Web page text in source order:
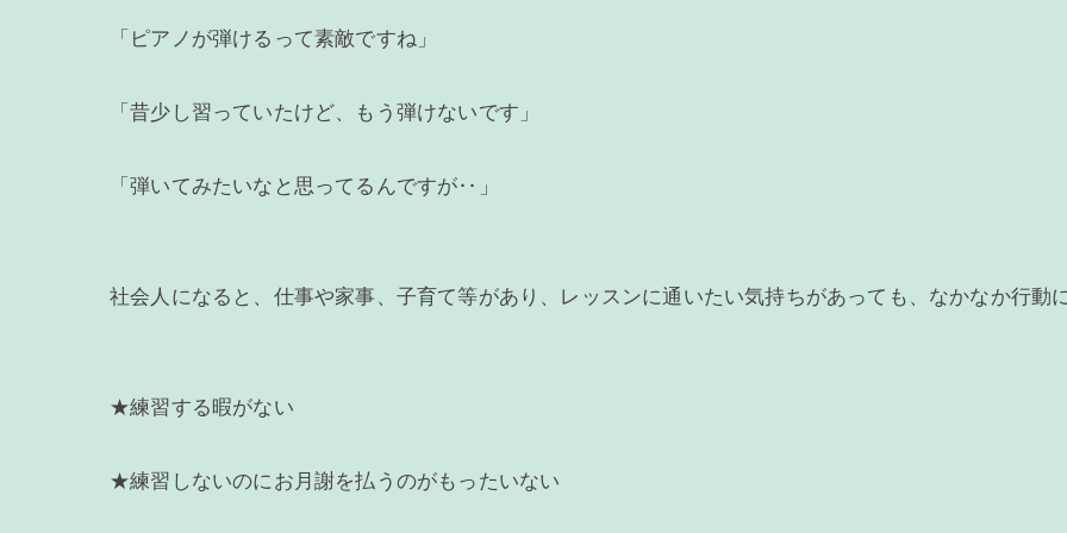
「ピアノが弾けるって素敵ですね」
「昔少し習っていたけど、もう弾けないです」
「弾いてみたいなと思ってるんですが‥」
社会人になると、仕事や家事、子育て等があり、レッスンに通いたい気持ちがあっても、なかなか行動
★練習する暇がない
★練習しないのにお月謝を払うのがもったいない